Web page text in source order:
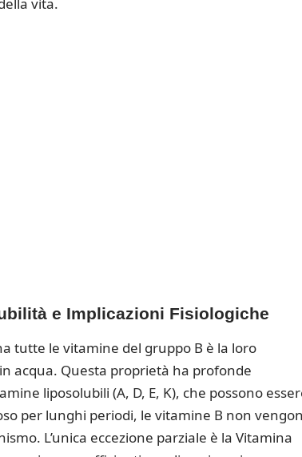
vita.
e Implicazioni Fisiologiche
tutte le vitamine del gruppo B è la loro
acqua. Questa proprietà ha profonde
liposolubili (A, D, E, K), che possono
per lunghi periodi, le vitamine B non
L’unica eccezione parziale è la Vitamina